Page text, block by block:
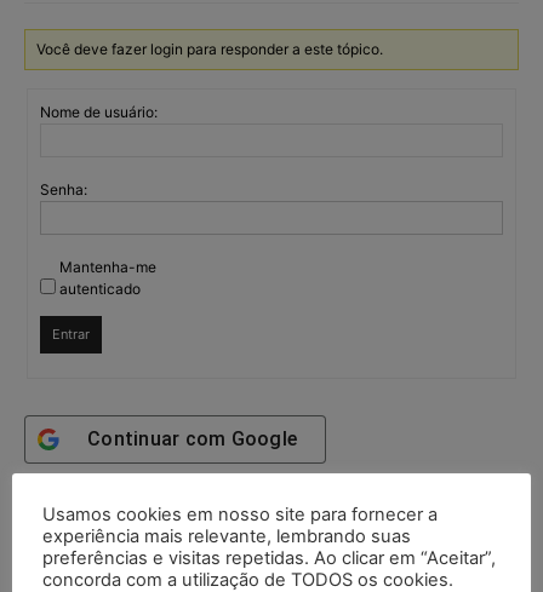
Você deve fazer login para responder a este tópico.
Nome de usuário:
Senha:
Mantenha-me
autenticado
Entrar
Continuar com Google
Usamos cookies em nosso site para fornecer a
experiência mais relevante, lembrando suas
preferências e visitas repetidas. Ao clicar em “Aceitar”,
concorda com a utilização de TODOS os cookies.